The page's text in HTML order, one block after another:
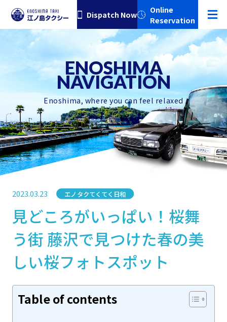
Dispatch Now
Online
Reservation
Enoshima, where you can feel relaxed
見どころがいっぱい！桜舞
う街 藤沢で見つけた春の美
しい桜フォトスポット
2023.03.23 Category
エノタクてくてく日和
Table of contents